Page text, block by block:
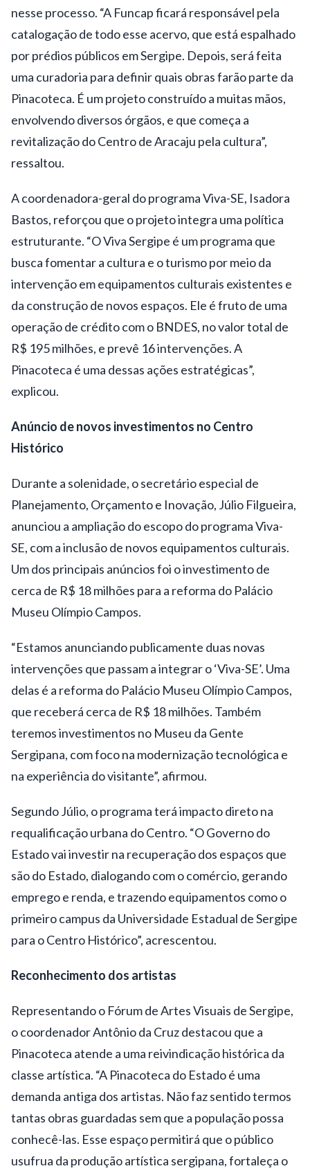
nesse processo. “A Funcap ficará responsável pela
catalogação de todo esse acervo, que está espalhado
por prédios públicos em Sergipe. Depois, será feita
uma curadoria para definir quais obras farão parte da
Pinacoteca. É um projeto construído a muitas mãos,
envolvendo diversos órgãos, e que começa a
revitalização do Centro de Aracaju pela cultura”,
ressaltou.
A coordenadora-geral do programa Viva-SE, Isadora
Bastos, reforçou que o projeto integra uma política
estruturante. “O Viva Sergipe é um programa que
busca fomentar a cultura e o turismo por meio da
intervenção em equipamentos culturais existentes e
da construção de novos espaços. Ele é fruto de uma
operação de crédito com o BNDES, no valor total de
R$ 195 milhões, e prevê 16 intervenções. A
Pinacoteca é uma dessas ações estratégicas”,
explicou.
Anúncio de novos investimentos no Centro
Histórico
Durante a solenidade, o secretário especial de
Planejamento, Orçamento e Inovação, Júlio Filgueira,
anunciou a ampliação do escopo do programa Viva-
SE, com a inclusão de novos equipamentos culturais.
Um dos principais anúncios foi o investimento de
cerca de R$ 18 milhões para a reforma do Palácio
Museu Olímpio Campos.
“Estamos anunciando publicamente duas novas
intervenções que passam a integrar o ‘Viva-SE’. Uma
delas é a reforma do Palácio Museu Olímpio Campos,
que receberá cerca de R$ 18 milhões. Também
teremos investimentos no Museu da Gente
Sergipana, com foco na modernização tecnológica e
na experiência do visitante”, afirmou.
Segundo Júlio, o programa terá impacto direto na
requalificação urbana do Centro. “O Governo do
Estado vai investir na recuperação dos espaços que
são do Estado, dialogando com o comércio, gerando
emprego e renda, e trazendo equipamentos como o
primeiro campus da Universidade Estadual de Sergipe
para o Centro Histórico”, acrescentou.
Reconhecimento dos artistas
Representando o Fórum de Artes Visuais de Sergipe,
o coordenador Antônio da Cruz destacou que a
Pinacoteca atende a uma reivindicação histórica da
classe artística. “A Pinacoteca do Estado é uma
demanda antiga dos artistas. Não faz sentido termos
tantas obras guardadas sem que a população possa
conhecê-las. Esse espaço permitirá que o público
usufrua da produção artística sergipana, fortaleça o